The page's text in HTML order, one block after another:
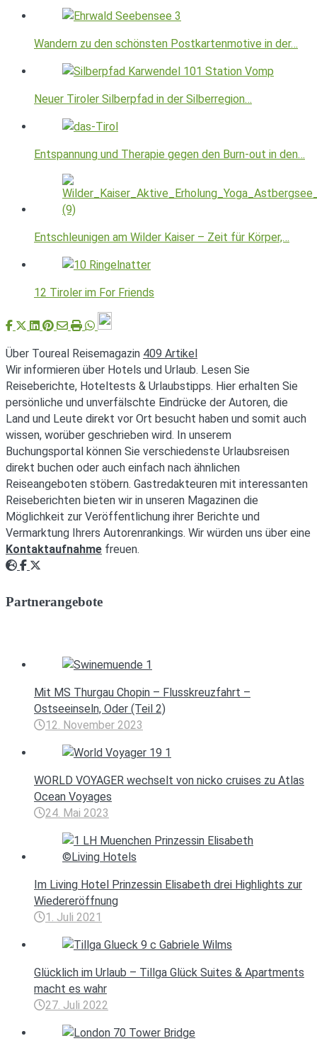
Wandern zu den schönsten Postkartenmotive in der…
Neuer Tiroler Silberpfad in der Silberregion…
Entspannung und Therapie gegen den Burn-out in den…
Entschleunigen am Wilder Kaiser – Zeit für Körper,…
12 Tiroler im For Friends
Über Toureal Reisemagazin 409 Artikel
Wir informieren über Hotels und Urlaub. Lesen Sie
Reiseberichte, Hoteltests & Urlaubstipps. Hier erhalten Sie
persönliche und unverfälschte Eindrücke der Autoren, die
Land und Leute direkt vor Ort besucht haben und somit auch
wissen, worüber geschrieben wird. In unserem
Buchungsportal können Sie verschiedenste Urlaubsreisen
direkt buchen oder auch einfach nach ähnlichen
Reiseangeboten stöbern. Gastredakteuren mit interessanten
Reiseberichten bieten wir in unseren Magazinen die
Möglichkeit zur Veröffentlichung ihrer Berichte und
Vermarktung Ihrers Autorenrankings. Wir würden uns über eine
Kontaktaufnahme freuen.
Webseite
Facebook
Partnerangebote
Mit MS Thurgau Chopin – Flusskreuzfahrt –
Ostseeinseln, Oder (Teil 2)
12. November 2023
WORLD VOYAGER wechselt von nicko cruises zu Atlas
Ocean Voyages
24. Mai 2023
Im Living Hotel Prinzessin Elisabeth drei Highlights zur
Wiedereröffnung
1. Juli 2021
Glücklich im Urlaub – Tillga Glück Suites & Apartments
macht es wahr
27. Juli 2022